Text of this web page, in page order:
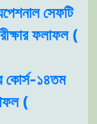
সেফটি
ফলাফল (
কোর্স-১৪তম
(